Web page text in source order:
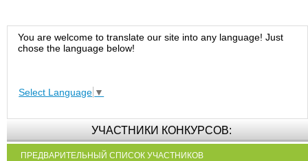
You are welcome to translate our site into any language! Just
chose the language below!
Select Language ▼
УЧАСТНИКИ КОНКУРСОВ:
ПРЕДВАРИТЕЛЬНЫЙ СПИСОК УЧАСТНИКОВ